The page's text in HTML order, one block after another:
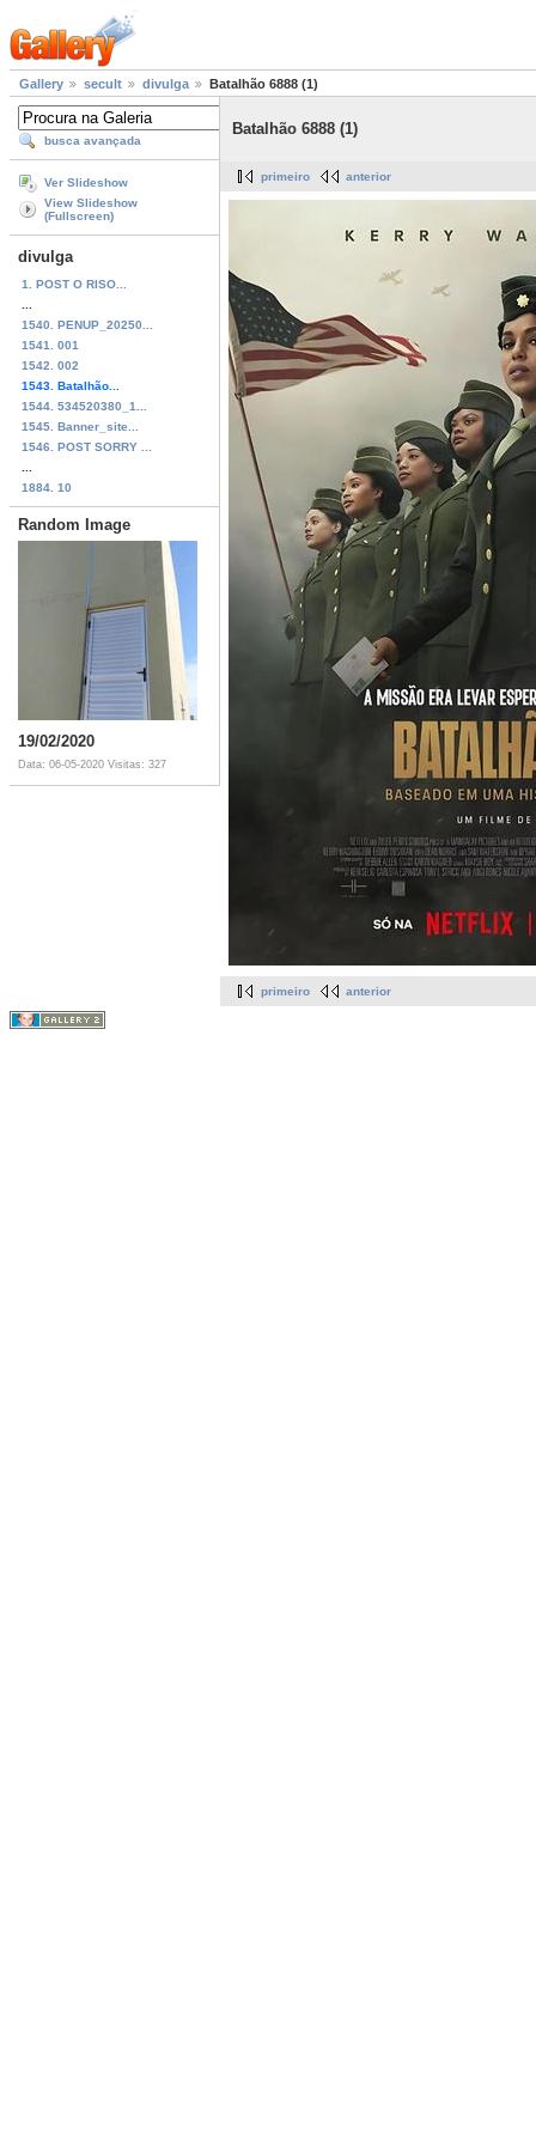
Gallery secult divulga Batalhão 6888 (1)
busca avançada
Ver Slideshow
View Slideshow
(Fullscreen)
divulga
1. POST O RISO...
1540. PENUP_20250...
1541. 001
1542. 002
1543. Batalhão...
1544. 534520380_1...
1545. Banner_site...
1546. POST SORRY ...
1884. 10
Random Image
19/02/2020
Data: 06-05-2020 Visitas: 327
Batalhão 6888 (1)
primeiro anterior
primeiro anterior